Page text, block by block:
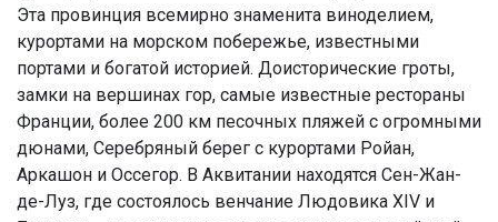
Эта провинция всемирно знаменита виноделием,
курортами на морском побережье, известными
портами и богатой историей. Доисторические гроты,
замки на вершинах гор, самые известные рестораны
Франции, более 200 км песочных пляжей с огромными
дюнами, Серебряный берег с курортами Ройан,
Аркашон и Оссегор. В Аквитании находятся Сен-Жан-
де-Луз, где состоялось венчание Людовика XIV и